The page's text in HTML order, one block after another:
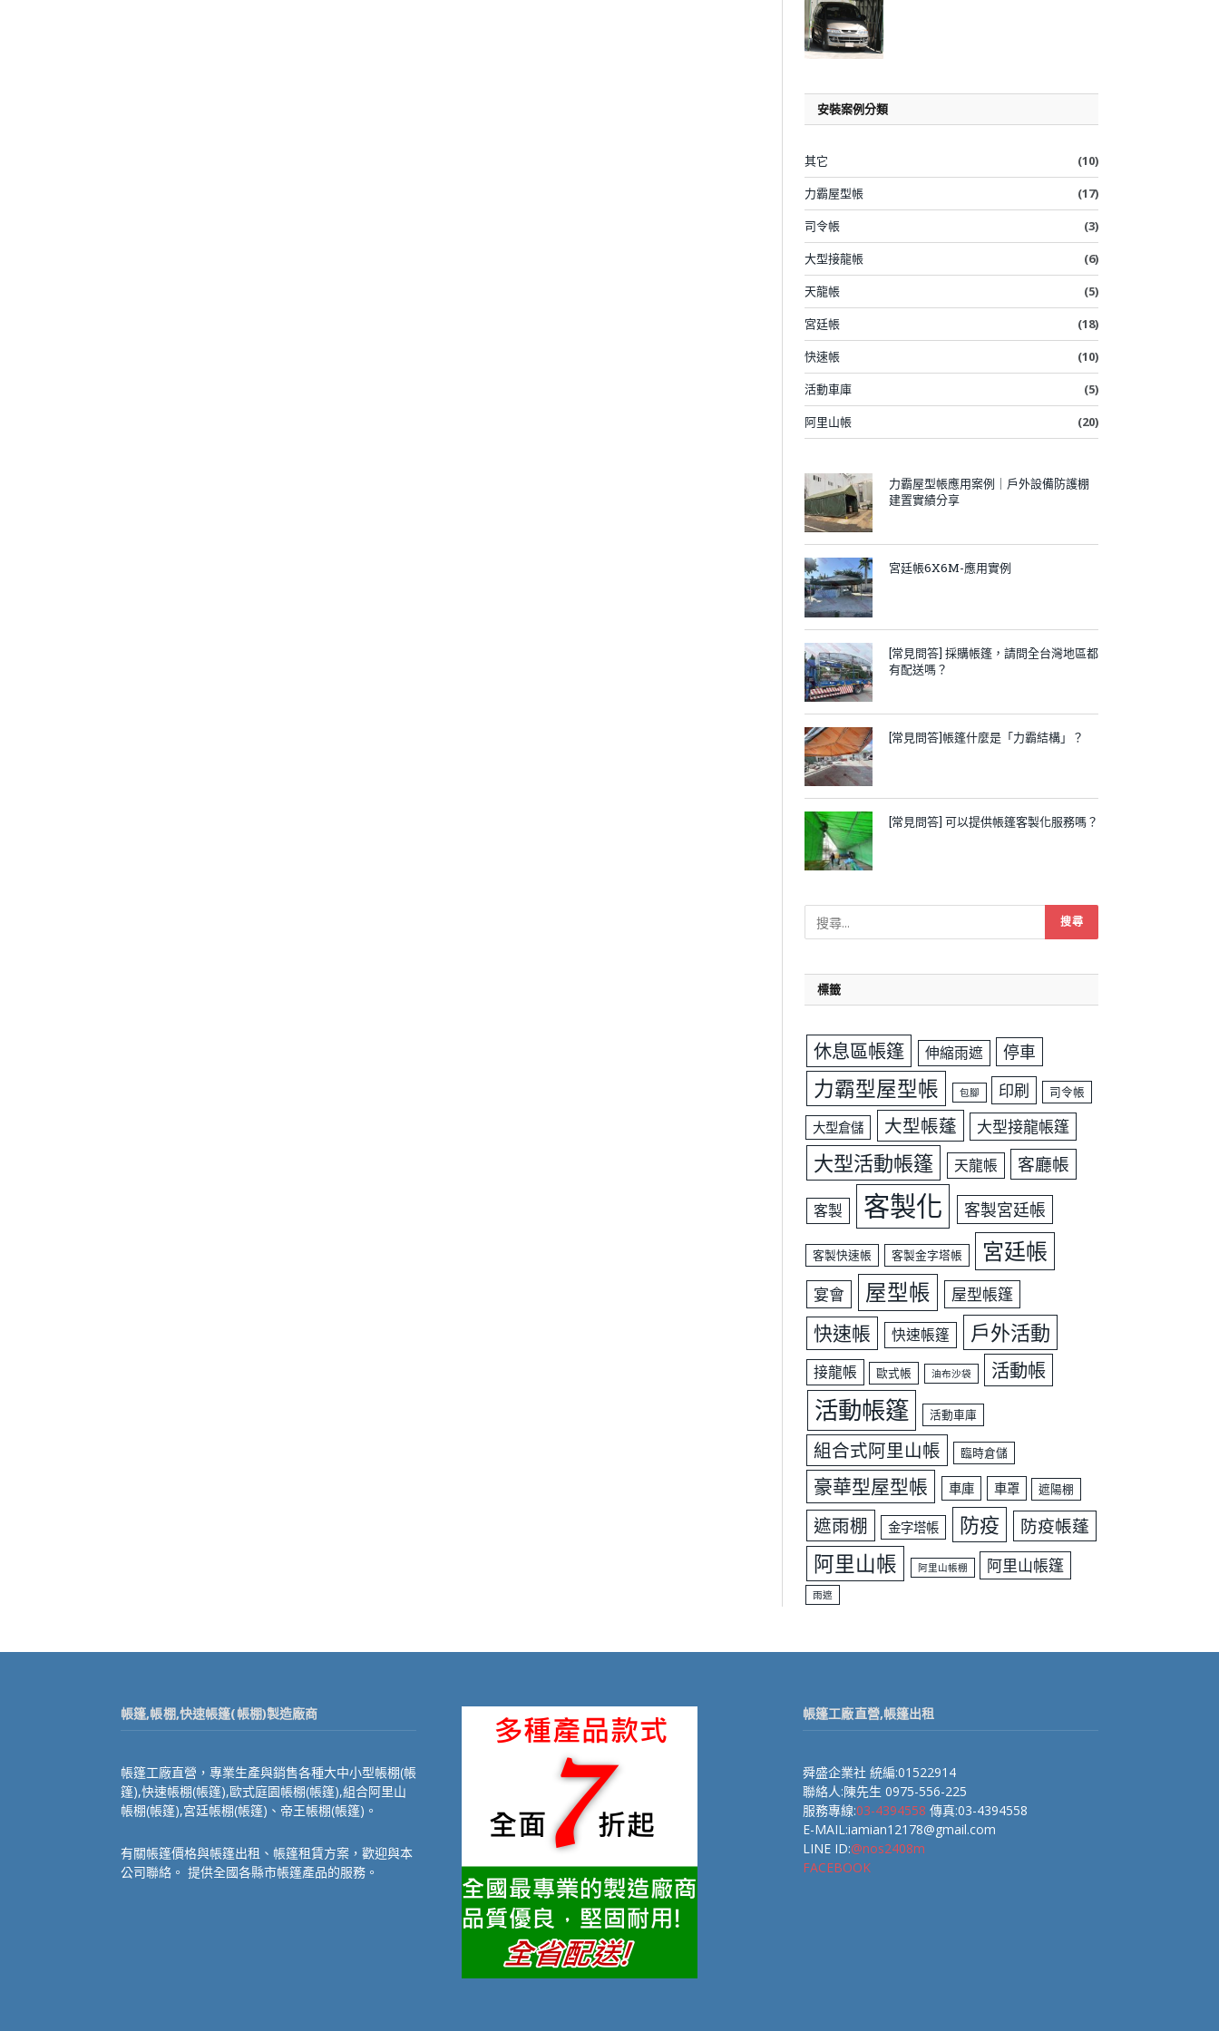
安裝案例分類
其它
(10)
力霸屋型帳
(17)
司令帳
(3)
大型接龍帳
(6)
天龍帳
(5)
宮廷帳
(18)
快速帳
(10)
活動車庫
(5)
阿里山帳
(20)
力霸屋型帳應用案例｜戶外設備防護棚
建置實績分享
宮廷帳6X6M-應用實例
[常見問答] 採購帳篷，請問全台灣地區都
有配送嗎？
[常見問答]帳篷什麼是「力霸結構」？
[常見問答] 可以提供帳篷客製化服務嗎？
標籤
休息區帳篷 伸縮雨遮 停車
力霸型屋型帳 包腳 印刷 司令帳
大型倉儲 大型帳蓬 大型接龍帳篷
大型活動帳篷 天龍帳 客廳帳
客製 客製化 客製宮廷帳
客製快速帳 客製金字塔帳 宮廷帳
宴會 屋型帳 屋型帳篷
快速帳 快速帳篷 戶外活動
接龍帳 歐式帳 油布沙袋 活動帳
活動帳篷 活動車庫
組合式阿里山帳 臨時倉儲
豪華型屋型帳 車庫 車罩 遮陽棚
遮雨棚 金字塔帳 防疫 防疫帳蓬
阿里山帳 阿里山帳棚 阿里山帳篷
雨遮
帳篷,帳棚,快速帳篷(帳棚)製造廠商
帳篷工廠直營，專業生產與銷售各種大中小型帳棚(帳
篷),快速帳棚(帳篷),歐式庭園帳棚(帳篷),組合阿里山
帳棚(帳篷),宮廷帳棚(帳篷)、帝王帳棚(帳篷)。
有關帳篷價格與帳篷出租、帳篷租賃方案，歡迎與本
公司聯絡。 提供全國各縣市帳篷產品的服務。
帳篷工廠直營,帳篷出租
舜盛企業社 統編:01522914
聯絡人:陳先生 0975-556-225
服務專線:03-4394558 傳真:03-4394558
E-MAIL:iamian12178@gmail.com
LINE ID:@nos2408m
FACEBOOK